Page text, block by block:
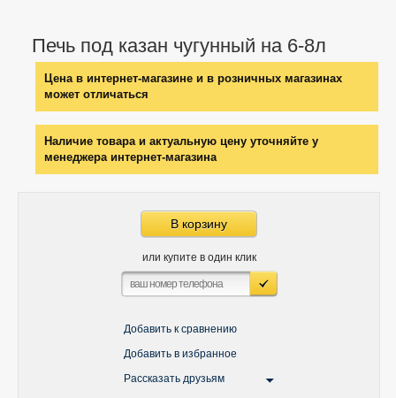
Печь под казан чугунный на 6-8л
Цена в интернет-магазине и в розничных магазинах
может отличаться
Наличие товара и актуальную цену уточняйте у
менеджера интернет-магазина
В корзину
или купите в один клик
Добавить к сравнению
Добавить в избранное
Рассказать друзьям